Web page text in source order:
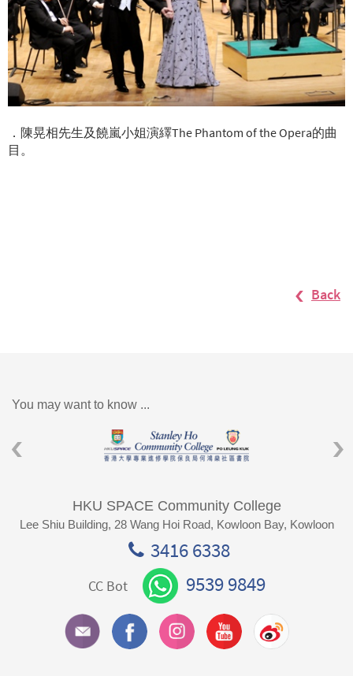
．陳晃相先生及饒嵐小姐演繹The Phantom of the Opera的曲
目。
Back
You may want to know ...
HKU SPACE Community College
Lee Shiu Building, 28 Wang Hoi Road, Kowloon Bay, Kowloon
3416 6338
CC Bot 9539 9849